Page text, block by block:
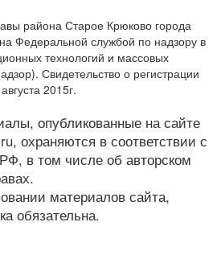
района Старое Крюково города
Федеральной службой по надзору в
технологий и массовых
Свидетельство о регистрации
2015г.
опубликованные на сайте
охраняются в соответствии с
в том числе об авторском
материалов сайта,
обязательна.